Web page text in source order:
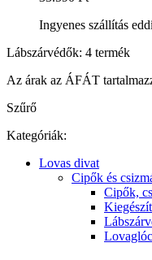
Ingyenes szállítás
Lábszárvédők: 4 termék
Az árak az ÁFÁT
Szűrő
Kategóriák:
Lovas divat
Cipők és
Cipők,